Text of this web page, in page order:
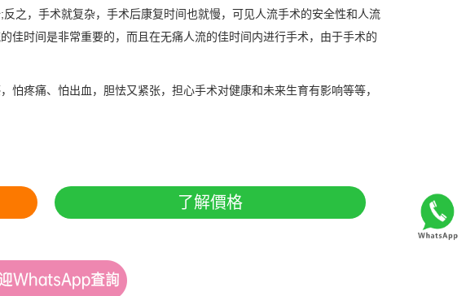
之，手术就复杂，手术后康复时间也就慢，可见人流手术的安全性和人流
佳时间是非常重要的，而且在无痛人流的佳时间内进行手术，由于手术的
疼痛、怕出血，胆怯又紧张，担心手术对健康和未来生育有影响等等，
了解價格